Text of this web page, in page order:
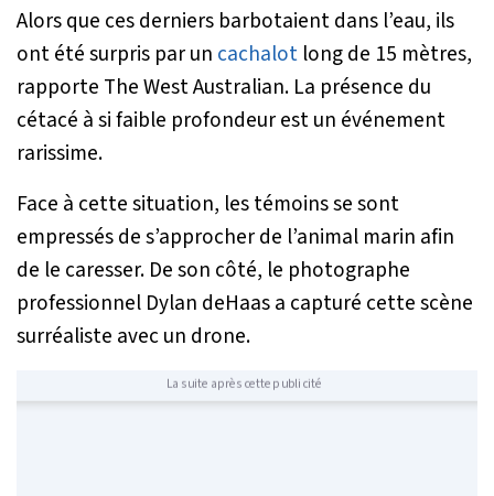
Alors que ces derniers barbotaient dans l’eau, ils
ont été surpris par un cachalot long de 15 mètres,
rapporte The West Australian. La présence du
cétacé à si faible profondeur est un événement
rarissime.
Face à cette situation, les témoins se sont
empressés de s’approcher de l’animal marin afin
de le caresser. De son côté, le photographe
professionnel Dylan deHaas a capturé cette scène
surréaliste avec un drone.
La suite après cette publicité